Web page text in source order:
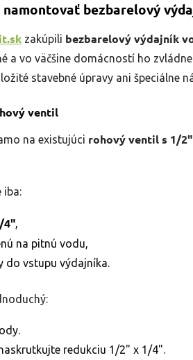
bezbarelový
zakúpili bezbarelový výdajník
a vo väčšine domácností ho
stavebné úpravy ani špeciálne
ventil
na existujúci rohový ventil s 1/
iba:
4",
na pitnú vodu,
do vstupu výdajníka.
redukciu 1/2" x 1/4".